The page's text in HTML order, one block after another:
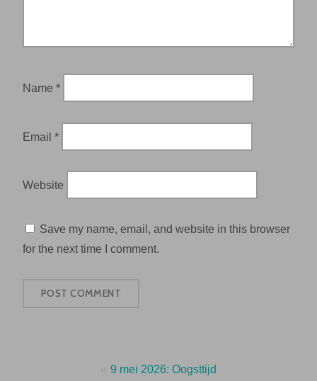
Name *
Email *
Website
Save my name, email, and website in this browser
for the next time I comment.
9 mei 2026: Oogsttijd